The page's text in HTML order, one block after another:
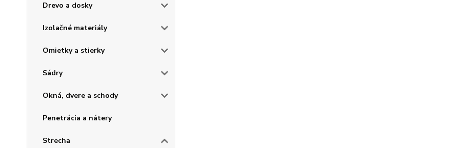
Drevo a dosky
Izolačné materiály
Omietky a stierky
Sádry
Okná, dvere a schody
Penetrácia a nátery
Strecha